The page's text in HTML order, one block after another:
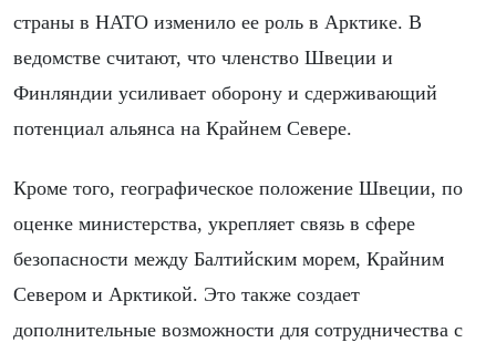
страны в НАТО изменило ее роль в Арктике. В
ведомстве считают, что членство Швеции и
Финляндии усиливает оборону и сдерживающий
потенциал альянса на Крайнем Севере.
Кроме того, географическое положение Швеции, по
оценке министерства, укрепляет связь в сфере
безопасности между Балтийским морем, Крайним
Севером и Арктикой. Это также создает
дополнительные возможности для сотрудничества с